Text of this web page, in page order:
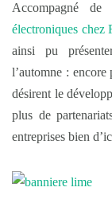
Accompagné de
électroniques chez
ainsi pu
l’automne : encore
désirent le
plus de
entreprises bien